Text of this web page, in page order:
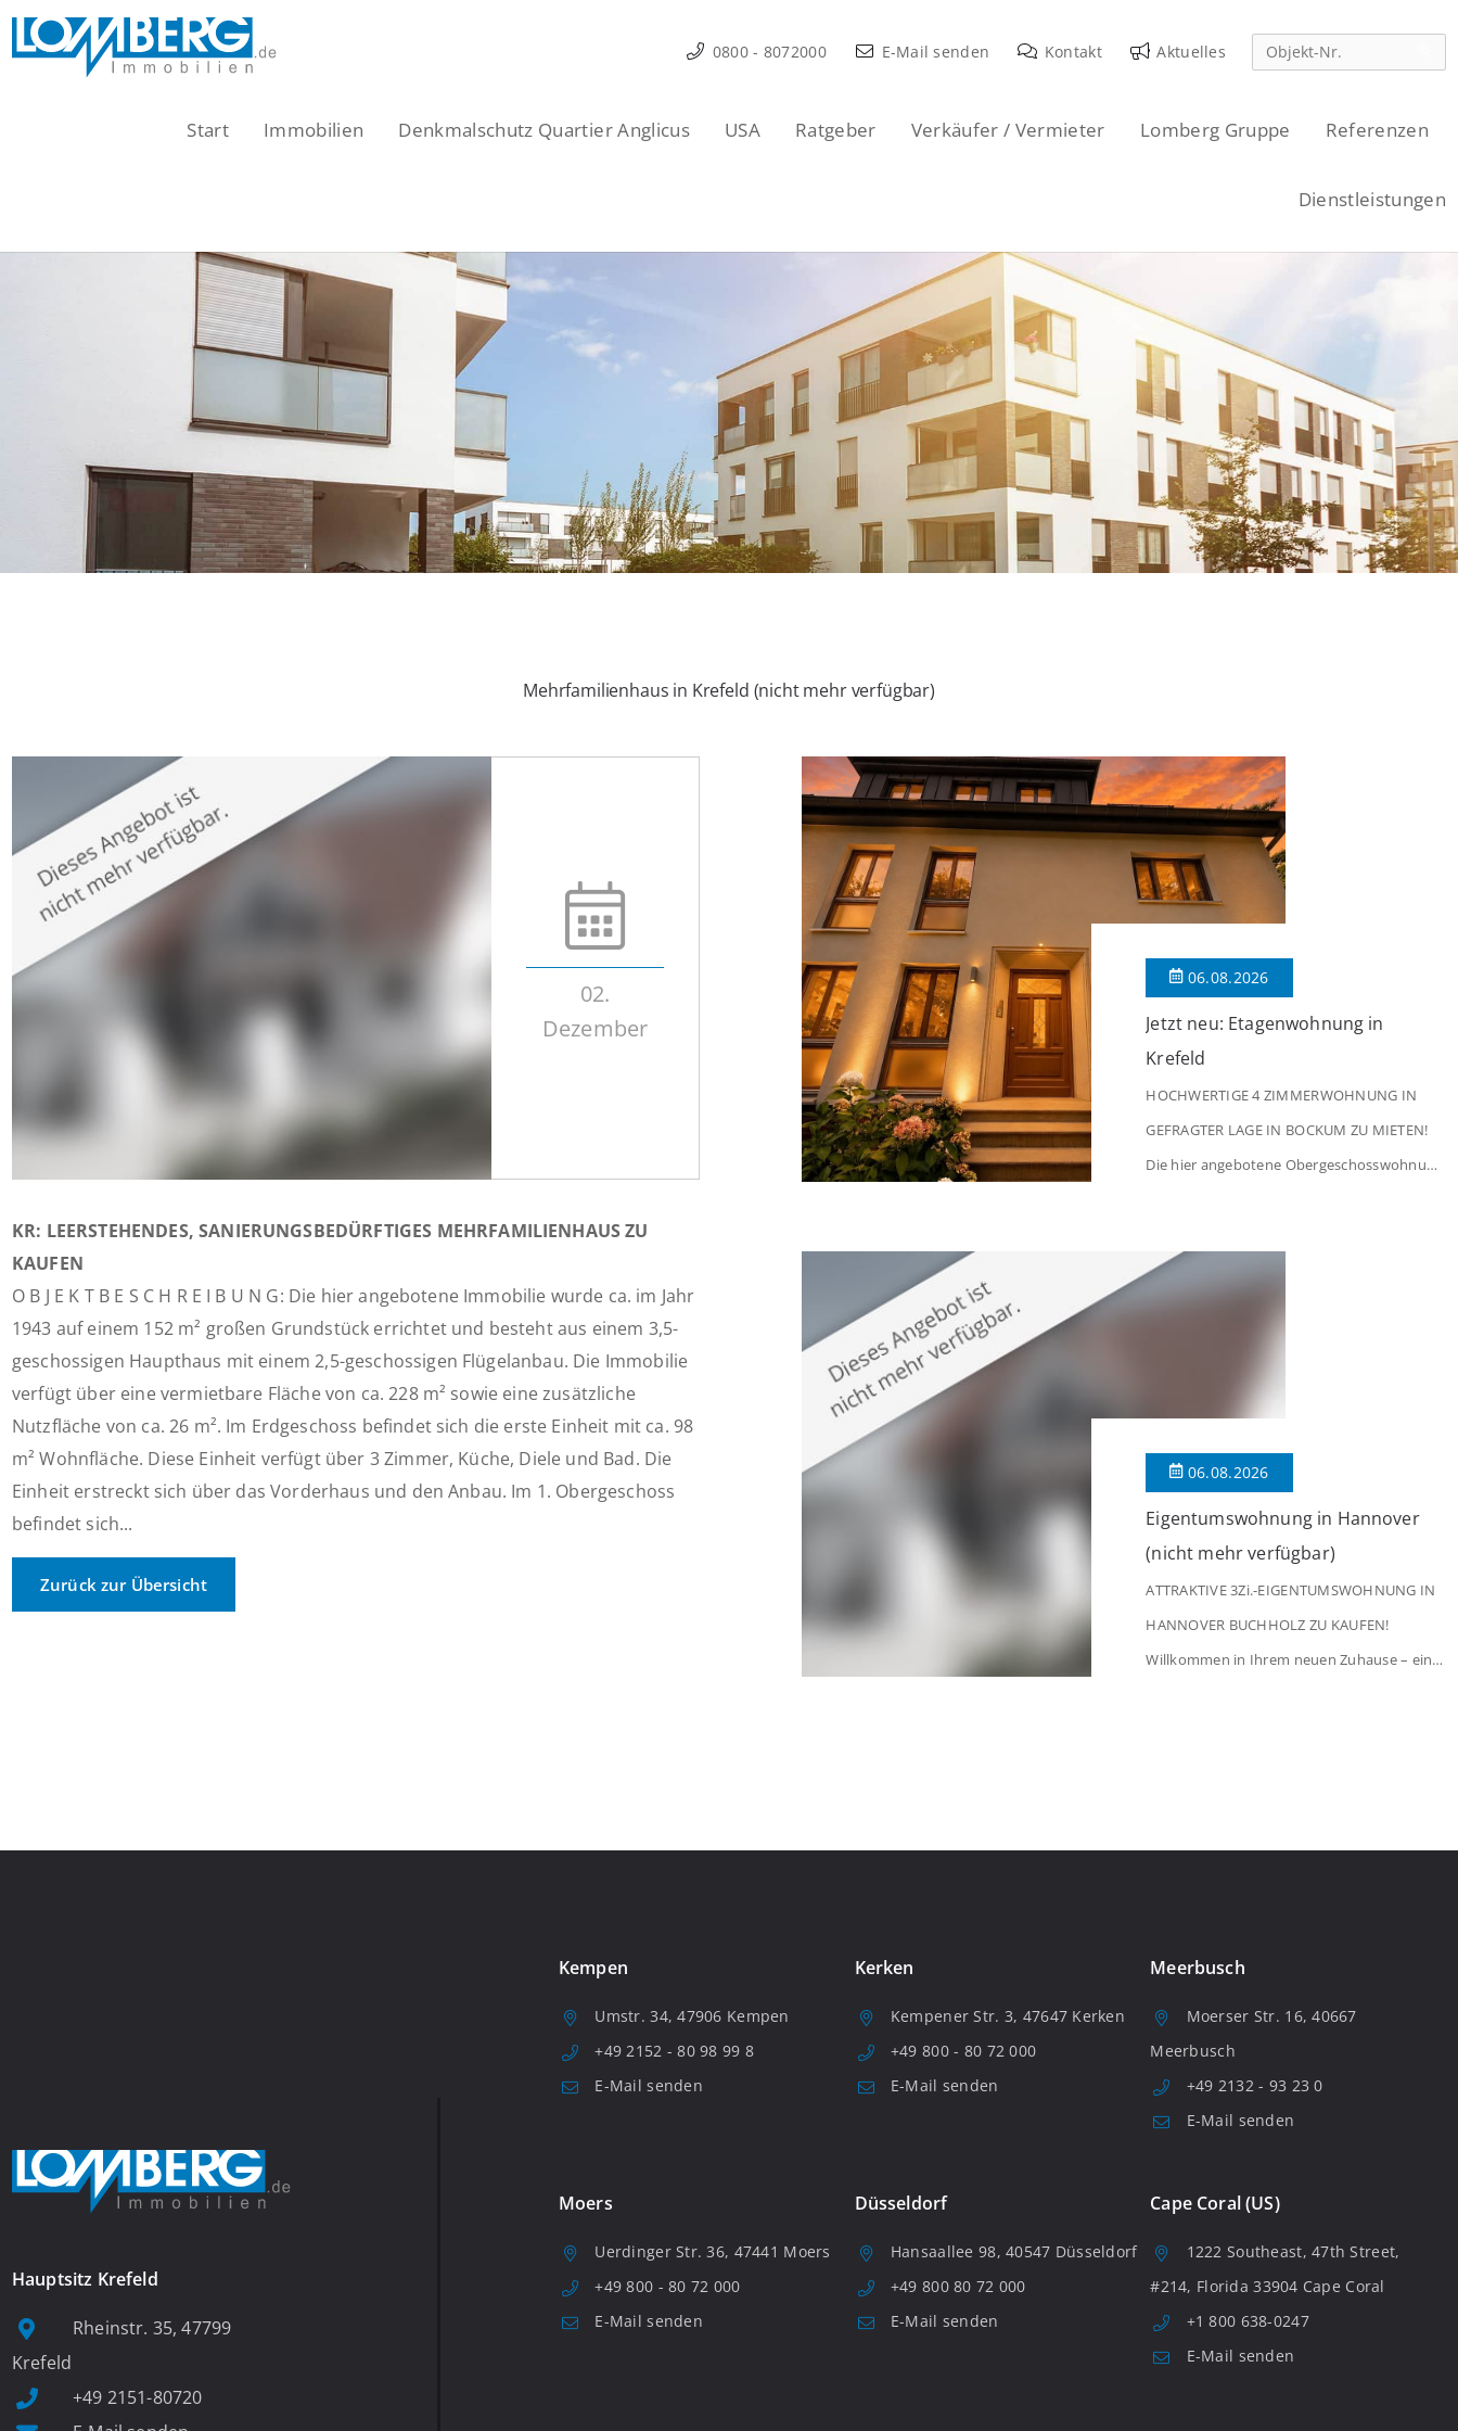
Zum
Inhalt
0800 - 8072000 E-Mail senden Kontakt Aktuelles
Start Immobilien Denkmalschutz Quartier Anglicus USA Ratgeber Verkäufer / Vermieter Lomberg Gruppe Referenzen
Dienstleistungen
Mehrfamilienhaus in Krefeld (nicht mehr verfügbar)
02.
Dezember
KR: LEERSTEHENDES, SANIERUNGSBEDÜRFTIGES MEHRFAMILIENHAUS ZU
KAUFEN
O B J E K T B E S C H R E I B U N G: Die hier angebotene Immobilie wurde ca. im Jahr
1943 auf einem 152 m² großen Grundstück errichtet und besteht aus einem 3,5-
geschossigen Haupthaus mit einem 2,5-geschossigen Flügelanbau. Die Immobilie
verfügt über eine vermietbare Fläche von ca. 228 m² sowie eine zusätzliche
Nutzfläche von ca. 26 m². Im Erdgeschoss befindet sich die erste Einheit mit ca. 98
m² Wohnfläche. Diese Einheit verfügt über 3 Zimmer, Küche, Diele und Bad. Die
Einheit erstreckt sich über das Vorderhaus und den Anbau. Im 1. Obergeschoss
befindet sich...
Zurück zur Übersicht
06.08.2026
Jetzt neu: Etagenwohnung in
Krefeld
HOCHWERTIGE 4 ZIMMERWOHNUNG IN
GEFRAGTER LAGE IN BOCKUM ZU MIETEN!
Die hier angebotene Obergeschosswohnung
von Krefeld-Bockum. Mit einer Wohnfläche
06.08.2026
Eigentumswohnung in Hannover
(nicht mehr verfügbar)
ATTRAKTIVE 3Zi.-EIGENTUMSWOHNUNG IN
HANNOVER BUCHHOLZ ZU KAUFEN!
Willkommen in Ihrem neuen Zuhause – einer
Hauptsitz Krefeld
Rheinstr. 35, 47799
Krefeld
+49 2151-80720
Kempen
Umstr. 34, 47906 Kempen
+49 2152 - 80 98 99 8
E-Mail senden
Kerken
Kempener Str. 3, 47647 Kerken
+49 800 - 80 72 000
E-Mail senden
Meerbusch
Moerser Str. 16, 40667
Meerbusch
+49 2132 - 93 23 0
E-Mail senden
Moers
Uerdinger Str. 36, 47441 Moers
+49 800 - 80 72 000
E-Mail senden
Düsseldorf
Hansaallee 98, 40547 Düsseldorf
+49 800 80 72 000
E-Mail senden
Cape Coral (US)
1222 Southeast, 47th Street,
#214, Florida 33904 Cape Coral
+1 800 638-0247
E-Mail senden